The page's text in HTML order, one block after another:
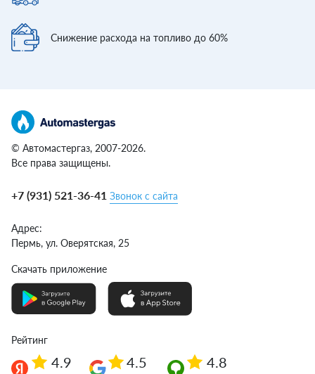
Снижение расхода на топливо до 60%
© Автомастергаз, 2007-2026.
Все права защищены.
+7 (931) 521-36-41 Звонок с сайта
Адрес:
Пермь, ул. Оверятская, 25
Скачать приложение
Рейтинг
4.9 4.5 4.8